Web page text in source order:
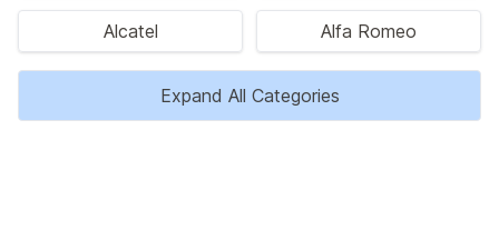
Alcatel Alfa Romeo
Expand All Categories